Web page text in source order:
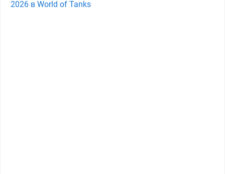
2026 в World of Tanks